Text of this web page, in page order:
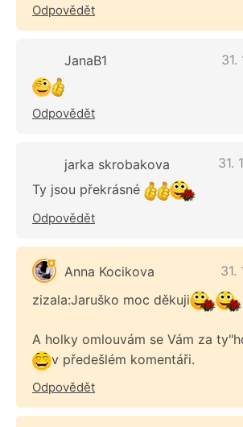
Odpovědět
JanaB1 31.
Odpovědět
jarka skrobakova
31.
Ty jsou překrásné
Odpovědět
Anna Kocikova
31.
zizala:Jaruško moc děkuji
A holky omlouvám se Vám za
v předešlém komentáři.
Odpovědět